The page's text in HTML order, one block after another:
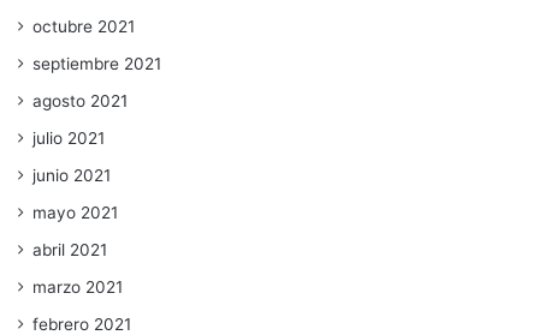
octubre 2021
septiembre 2021
agosto 2021
julio 2021
junio 2021
mayo 2021
abril 2021
marzo 2021
febrero 2021